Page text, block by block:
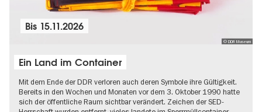
© DDR Museum
Bis 15.11.2026
Ein Land im Container
Mit dem Ende der DDR verloren auch deren Symbole ihre Gültigkeit.
Bereits in den Wochen und Monaten vor dem 3. Oktober 1990 hatte
sich der öffentliche Raum sichtbar verändert. Zeichen der SED-